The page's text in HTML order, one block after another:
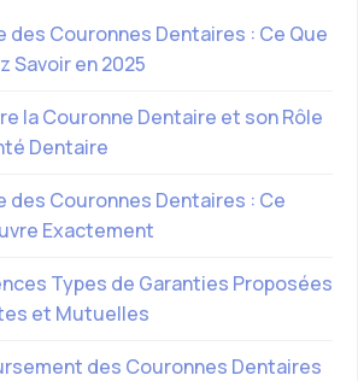
des Couronnes Dentaires : Ce Que
Savoir en 2025
la Couronne Dentaire et son Rôle
Dentaire
des Couronnes Dentaires : Ce
Exactement
Types de Garanties Proposées
et Mutuelles
des Couronnes Dentaires